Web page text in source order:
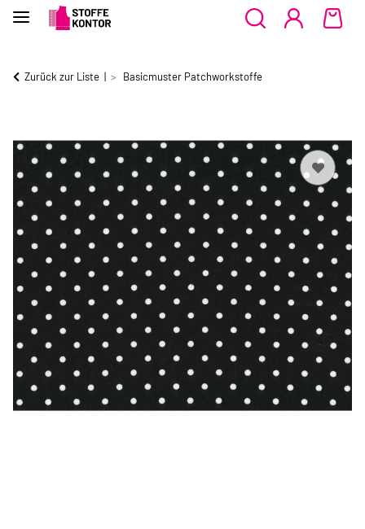
Zurück zur Liste Basicmuster Patchworkstoffe